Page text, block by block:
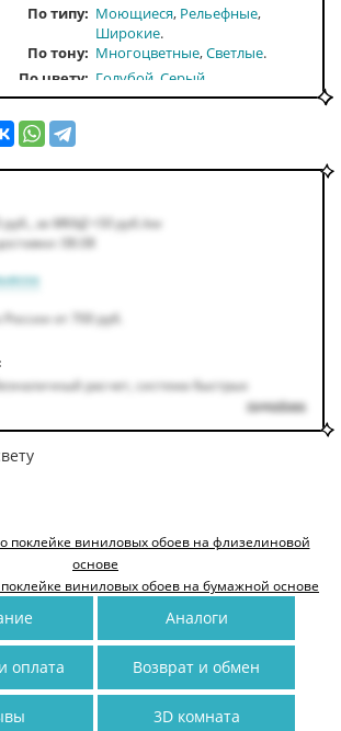
По типу
Моющиеся Рельефные
Широкие
По тону
Многоцветные Светлые
По цвету
Голубой Серый
руб. за МКАД +50руб. /км
08.08
от 700 руб.
расчет, система быстрых
подробнее
поклейке виниловых обоев на флизелиновой
основе
виниловых обоев на бумажной основе
Аналоги
оплата Возврат и обмен
3D комната